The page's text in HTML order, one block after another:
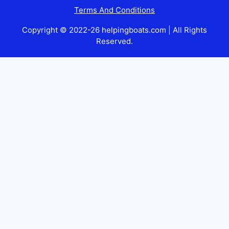
Terms And Conditions
Copyright © 2022-26 helpingboats.com | All Rights
Reserved.